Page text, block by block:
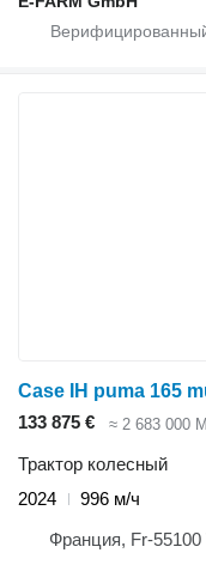
Case IH puma 165
133 875 €
≈ 2 683 000
Трактор колесный
2024
996 м/ч
Франция, Fr-55100